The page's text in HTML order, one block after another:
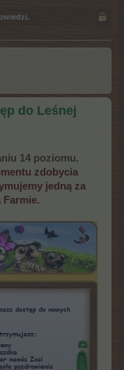
do Leśnej
14 poziomu.
zdobycia
jedną za